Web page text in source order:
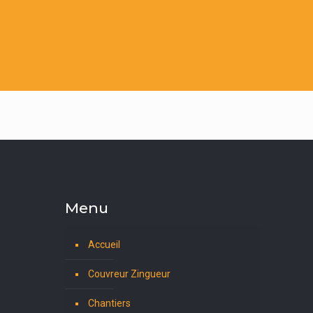
Menu
Accueil
Couvreur Zingueur
Chantiers